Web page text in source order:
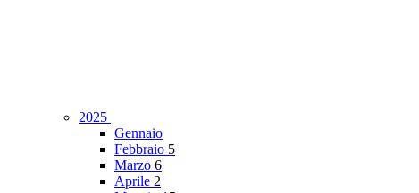
2025
Gennaio
Febbraio 5
Marzo 6
Aprile 2